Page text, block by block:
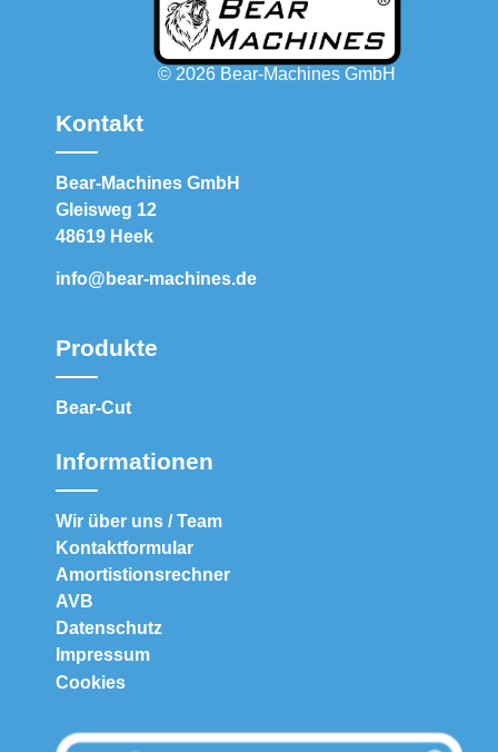
© 2026 Bear-Machines GmbH
Kontakt
Bear-Machines GmbH
Gleisweg 12
48619 Heek
info@bear-machines.de
Produkte
Bear-Cut
Informationen
Wir über uns / Team
Kontaktformular
Amortistionsrechner
AVB
Datenschutz
Impressum
Cookies